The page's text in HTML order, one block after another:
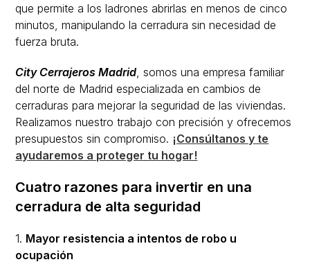
que permite a los ladrones abrirlas en menos de cinco
minutos, manipulando la cerradura sin necesidad de
fuerza bruta.
City Cerrajeros Madrid, somos una empresa familiar
del norte de Madrid especializada en cambios de
cerraduras para mejorar la seguridad de las viviendas.
Realizamos nuestro trabajo con precisión y ofrecemos
presupuestos sin compromiso. ¡Consúltanos y te
ayudaremos a proteger tu hogar!
Cuatro razones para invertir en una
cerradura de alta seguridad
1. Mayor resistencia a intentos de robo u
ocupación